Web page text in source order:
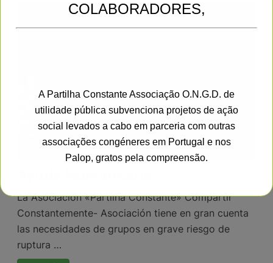
La Asociación «Partilha Constante» Compartir
Constantemente- Asociación tiene en gran cuenta
las necesidades de grupos en grave riesgo de
ruptura …
COLABORADORES,
A Partilha Constante Associação O.N.G.D. de
utilidade pública subvenciona projetos de ação
social levados a cabo em parceria com outras
associações congéneres em Portugal e nos
Palop, gratos pela compreensão.